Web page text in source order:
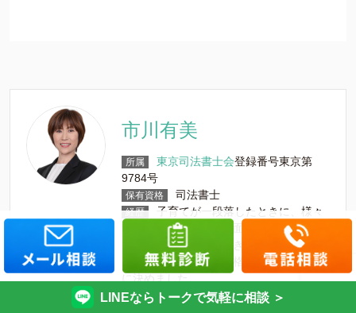
市川有美
所属 東京司法書士会登録番号東京第
9784号
保有資格 司法書士
経歴
子育てが一段落したときに、様々
な背景を持つ人々が直面する問題に対し
て具体的にサポートできるのではないか
と考え、司法書士の資格を取得すること
グリーン司法書士法人では債務整理を担
LINEならトークで気軽に相談 ＞